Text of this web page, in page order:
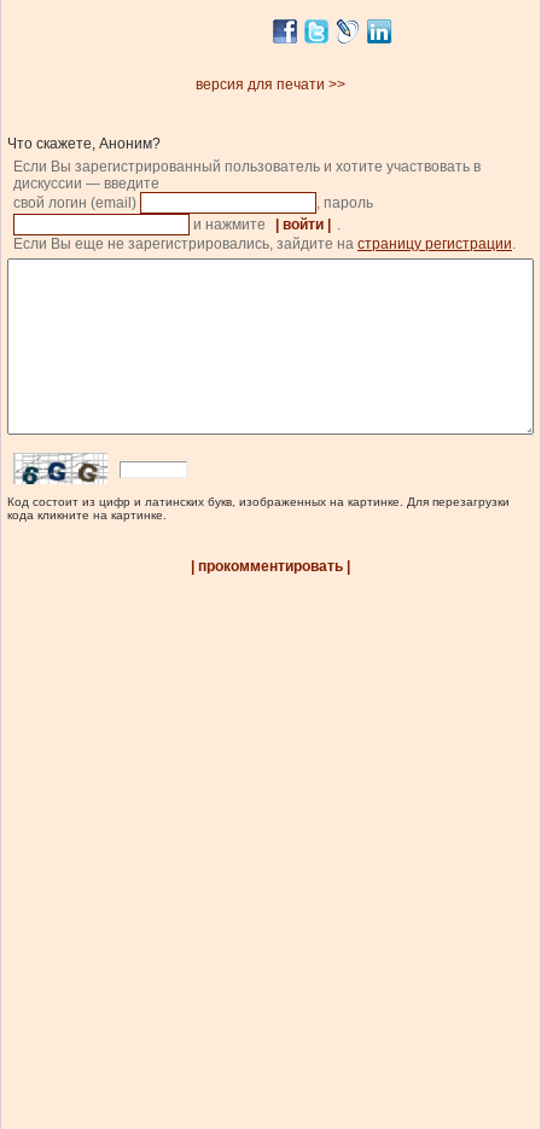
версия для печати >>
Что скажете, Аноним?
Если Вы зарегистрированный пользователь и хотите участвовать в
дискуссии — введите
свой логин (email)
, пароль
и нажмите
| войти |
.
Если Вы еще не зарегистрировались, зайдите на страницу регистрации.
Код состоит из цифр и латинских букв, изображенных на картинке. Для перезагрузки
кода кликните на картинке.
| прокомментировать |